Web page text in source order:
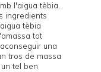
l'aigua tèbia.
ingredients
tèbia
tot
una
tros de massa
tel ben